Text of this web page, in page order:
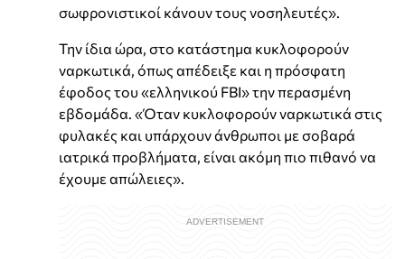
σωφρονιστικοί κάνουν τους νοσηλευτές».
Την ίδια ώρα, στο κατάστημα κυκλοφορούν
ναρκωτικά, όπως απέδειξε και η πρόσφατη
έφοδος του «ελληνικού FBI» την περασμένη
εβδομάδα. «Όταν κυκλοφορούν ναρκωτικά στις
φυλακές και υπάρχουν άνθρωποι με σοβαρά
ιατρικά προβλήματα, είναι ακόμη πιο πιθανό να
έχουμε απώλειες».